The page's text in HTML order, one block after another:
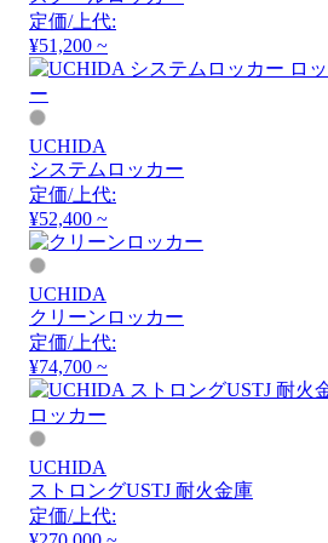
定価/上代:
¥51,200 ~
UCHIDA
システムロッカー
定価/上代:
¥52,400 ~
UCHIDA
クリーンロッカー
定価/上代:
¥74,700 ~
UCHIDA
ストロングUSTJ 耐火金庫
定価/上代: